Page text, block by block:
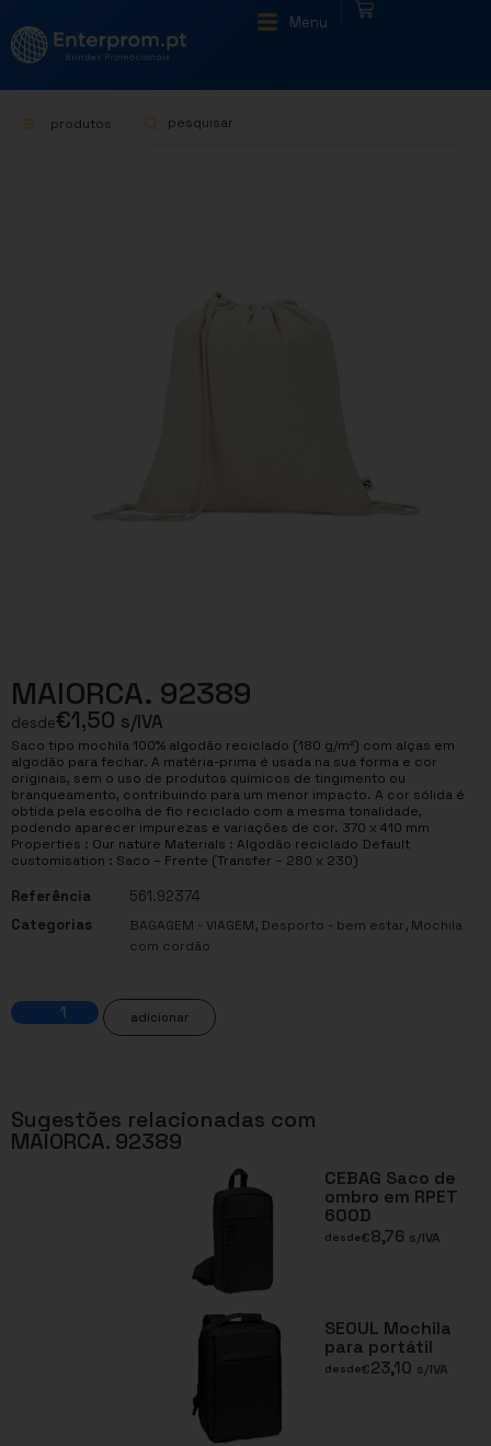
Menu
produtos
MAIORCA. 92389
desde€1,50 s/IVA
Saco tipo mochila 100% algodão reciclado (180 g/m²) com alças em
algodão para fechar. A matéria-prima é usada na sua forma e cor
originais, sem o uso de produtos químicos de tingimento ou
branqueamento, contribuindo para um menor impacto. A cor sólida é
obtida pela escolha de fio reciclado com a mesma tonalidade,
podendo aparecer impurezas e variações de cor. 370 x 410 mm
Properties : Our nature Materials : Algodão reciclado Default
customisation : Saco – Frente (Transfer – 280 x 230)
Referência
561.92374
Categorias
BAGAGEM - VIAGEM, Desporto - bem estar, Mochila
com cordão
adicionar
Sugestões relacionadas com
MAIORCA. 92389
CEBAG Saco de
ombro em RPET
600D
desde€8,76 s/IVA
SEOUL Mochila
para portátil
desde€23,10 s/IVA